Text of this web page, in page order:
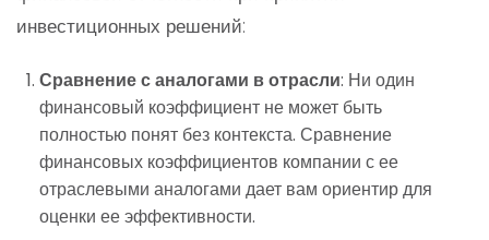
инвестиционных решений:
Сравнение с аналогами в отрасли: Ни один
финансовый коэффициент не может быть
полностью понят без контекста. Сравнение
финансовых коэффициентов компании с ее
отраслевыми аналогами дает вам ориентир для
оценки ее эффективности.